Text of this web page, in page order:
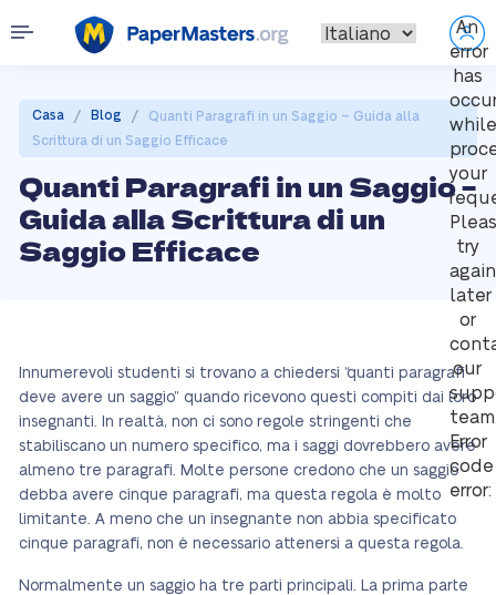
An
error
has
while
your
try
again
later
or
our
Error
code
error:
Casa / Blog /
Quanti Paragrafi in un Saggio – Guida alla
Scrittura di un Saggio Efficace
Quanti Paragrafi in un Saggio –
Guida alla Scrittura di un
Saggio Efficace
Innumerevoli studenti si trovano a chiedersi “quanti paragrafi
deve avere un saggio” quando ricevono questi compiti dai loro
insegnanti. In realtà, non ci sono regole stringenti che
stabiliscano un numero specifico, ma i saggi dovrebbero avere
almeno tre paragrafi. Molte persone credono che un saggio
debba avere cinque paragrafi, ma questa regola è molto
limitante. A meno che un insegnante non abbia specificato
cinque paragrafi, non è necessario attenersi a questa regola.
Normalmente un saggio ha tre parti principali. La prima parte